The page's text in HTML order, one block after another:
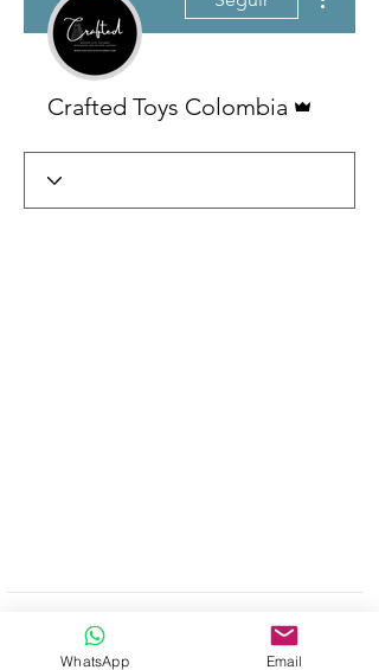
Crafted Toys Colombia
Productos
Nosotros
Como Comprar
Contacto
WhatsApp Email